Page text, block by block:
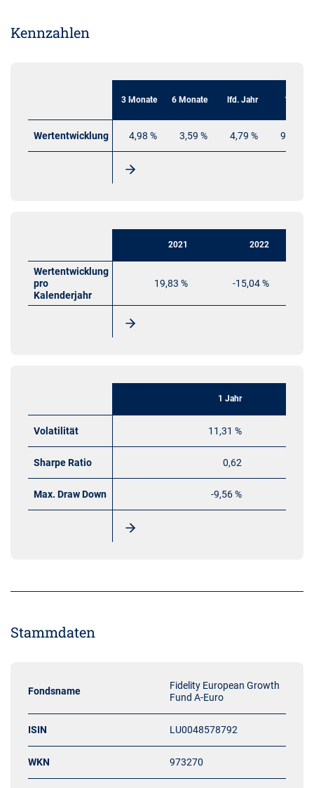
Kennzahlen
3 Monate 6 Monate lfd. Jahr 1 Jahr
Wertentwicklung 4,98 % 3,59 % 4,79 % 9,26 %
2021 2022
Wertentwicklung
pro
Kalenderjahr
19,83 % -15,04 %
1 Jahr
Volatilität 11,31 %
Sharpe Ratio 0,62
Max. Draw Down -9,56 %
Stammdaten
Fondsname
Fidelity European Growth
Fund A-Euro
ISIN LU0048578792
WKN 973270